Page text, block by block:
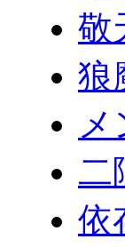
敬
狼
メ
二
依